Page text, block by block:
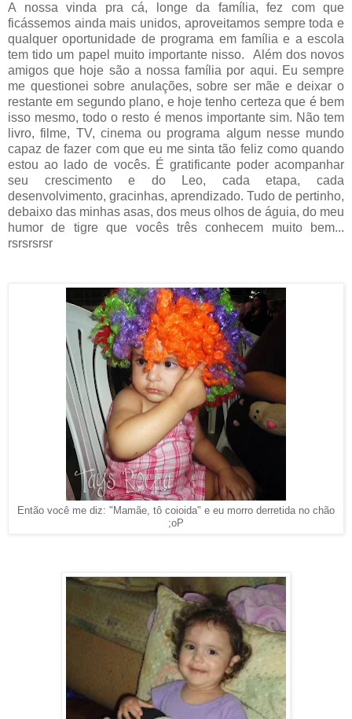
A nossa vinda pra cá, longe da família, fez com que
ficássemos ainda mais unidos, aproveitamos sempre toda e
qualquer oportunidade de programa em família e a escola
tem tido um papel muito importante nisso. Além dos novos
amigos que hoje são a nossa família por aqui. Eu sempre
me questionei sobre anulações, sobre ser mãe e deixar o
restante em segundo plano, e hoje tenho certeza que é bem
isso mesmo, todo o resto é menos importante sim. Não tem
livro, filme, TV, cinema ou programa algum nesse mundo
capaz de fazer com que eu me sinta tão feliz como quando
estou ao lado de vocês. É gratificante poder acompanhar
seu crescimento e do Leo, cada etapa, cada
desenvolvimento, gracinhas, aprendizado. Tudo de pertinho,
debaixo das minhas asas, dos meus olhos de águia, do meu
humor de tigre que vocês três conhecem muito bem...
rsrsrsrsr
Então você me diz: "Mamãe, tô coioida" e eu morro derretida no chão
;oP